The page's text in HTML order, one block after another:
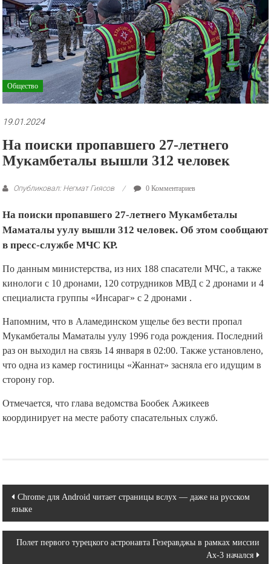
рекламные
ролики
и
презентации.
Общество
19.01.2024
На поиски пропавшего 27-летнего
Мукамбеталы вышли 312 человек
Опубликовал: Негмат Гиясов 0 Комментариев
На поиски пропавшего 27-летнего Мукамбеталы
Маматалы уулу вышли 312 человек. Об этом сообщают
в пресс-службе МЧС КР.
По данным министерства, из них 188 спасатели МЧС, а также
кинологи с 10 дронами, 120 сотрудников МВД с 2 дронами и 4
специалиста группы «Инсараг» с 2 дронами .
Напомним, что в Аламединском ущелье без вести пропал
Мукамбеталы Маматалы уулу 1996 года рождения. Последний
раз он выходил на связь 14 января в 02:00. Также установлено,
что одна из камер гостиницы «Жаннат» засняла его идущим в
сторону гор.
Отмечается, что глава ведомства Бообек Ажикеев
координирует на месте работу спасательных служб.
Навигация
по
записям
Chrome для Android читает страницы вслух — даже на русском
языке
Полет первого турецкого астронавта Гезеравджы в рамках миссии
Ax-3 начался